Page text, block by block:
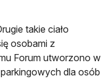
takie ciało
osobami z
Forum utworzono w
dla osób